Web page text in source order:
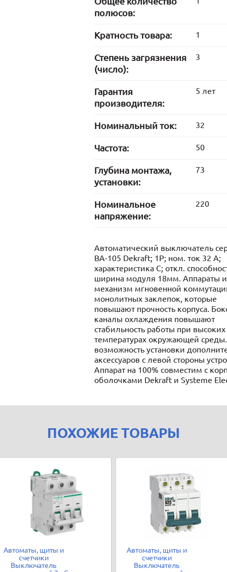
полюсов:
Кратность товара: 1
Степень загрязнения
(число):
3
Гарантия
производителя:
5 лет
Номинальный ток: 32
Частота: 50
Глубина монтажа,
установки:
73
Номинальное
напряжение:
220
Автоматический выключатель
ВА-105 Dekraft; 1P; ном. ток 32 А;
характеристика C; откл.
ширина модуля 18мм. Аппараты
механизм мгновенной
монолитных заклепок, которые
повышают прочность корпуса.
каналы охлаждения повышают
стабильность работы при высоких
температурах окружающей среды.
возможность установки
аксессуаров с левой стороны
Аппарат на 100% совместим с
оболочками Dekraft и Systeme
ПОХОЖИЕ ТОВАРЫ
Автоматы, щиты и
счетчики
Выключатель
Автоматы, щиты и
счетчики
Выключатель